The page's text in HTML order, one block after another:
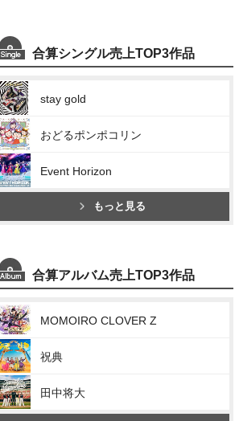
合算シングル売上TOP3作品
stay gold
おどるポンポコリン
Event Horizon
もっと見る
合算アルバム売上TOP3作品
MOMOIRO CLOVER Z
祝典
田中将大